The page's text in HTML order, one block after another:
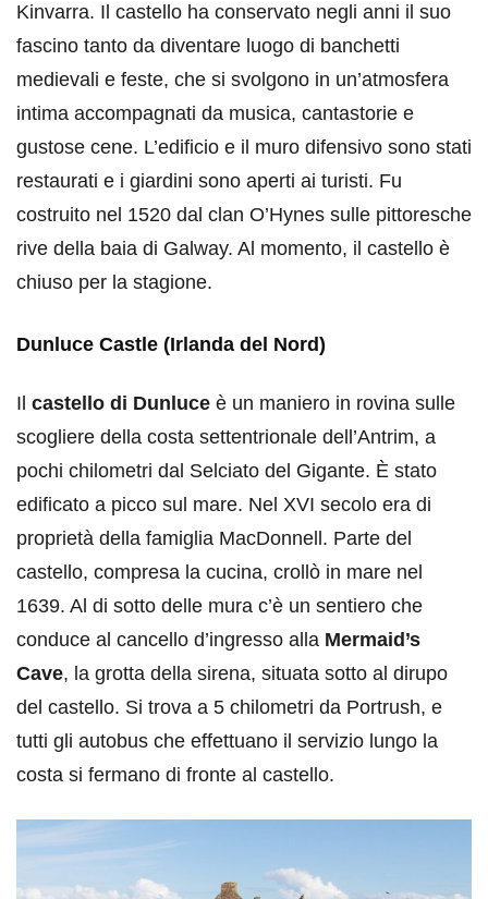
Kinvarra. Il castello ha conservato negli anni il suo
fascino tanto da diventare luogo di banchetti
medievali e feste, che si svolgono in un’atmosfera
intima accompagnati da musica, cantastorie e
gustose cene. L’edificio e il muro difensivo sono stati
restaurati e i giardini sono aperti ai turisti. Fu
costruito nel 1520 dal clan O’Hynes sulle pittoresche
rive della baia di Galway. Al momento, il castello è
chiuso per la stagione.
Dunluce Castle (Irlanda del Nord)
Il castello di Dunluce è un maniero in rovina sulle
scogliere della costa settentrionale dell’Antrim, a
pochi chilometri dal Selciato del Gigante. È stato
edificato a picco sul mare. Nel XVI secolo era di
proprietà della famiglia MacDonnell. Parte del
castello, compresa la cucina, crollò in mare nel
1639. Al di sotto delle mura c’è un sentiero che
conduce al cancello d’ingresso alla Mermaid’s
Cave, la grotta della sirena, situata sotto al dirupo
del castello. Si trova a 5 chilometri da Portrush, e
tutti gli autobus che effettuano il servizio lungo la
costa si fermano di fronte al castello.